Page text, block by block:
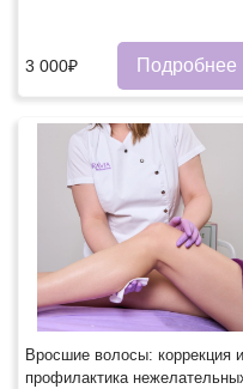
3 000₽ Подробнее
Вросшие волосы: коррекция и
профилактика